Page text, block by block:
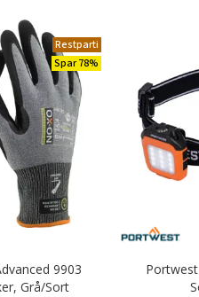
Restparti
Spar 78%
9903
Grå/Sort